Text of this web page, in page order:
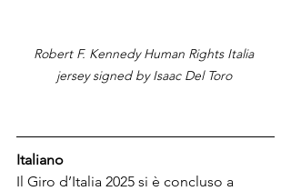
Robert F. Kennedy Human Rights Italia
jersey signed by Isaac Del Toro
Italiano
Il Giro d’Italia 2025 si è concluso a